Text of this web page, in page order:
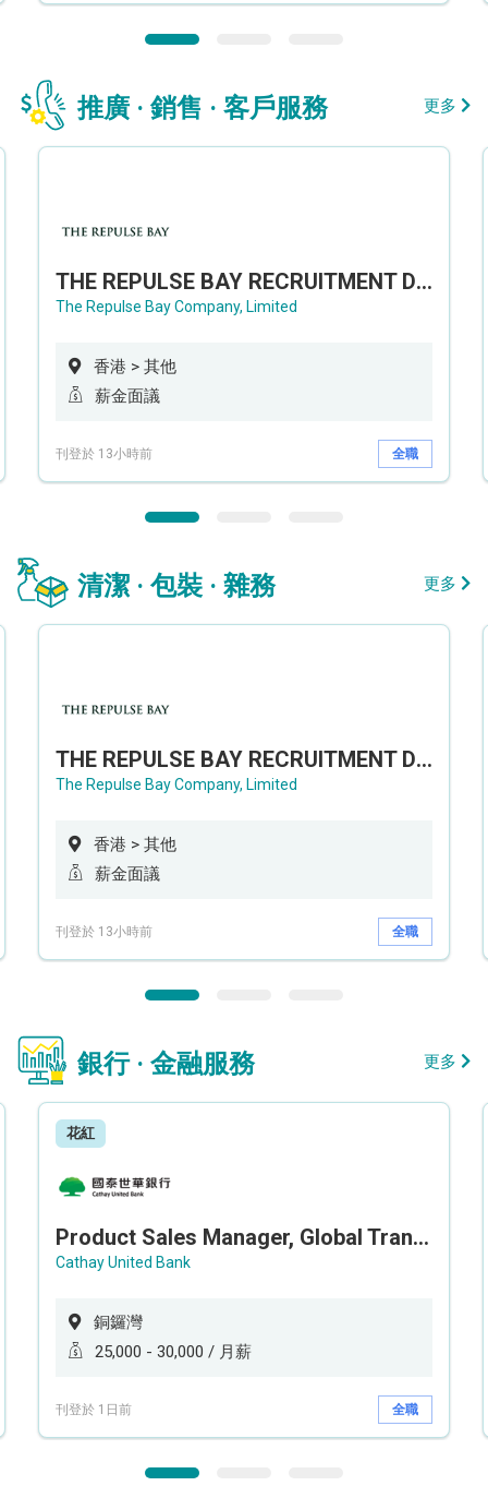
推廣 · 銷售 · 客戶服務 更多
THE REPULSE BAY RECRUITMENT DAY 淺水灣影灣園人才招聘會
The Repulse Bay Company, Limited
香港 > 其他
薪金面議
刊登於 13小時前 全職
清潔 · 包裝 · 雜務 更多
THE REPULSE BAY RECRUITMENT DAY 淺水灣影灣園人才招聘會
The Repulse Bay Company, Limited
香港 > 其他
薪金面議
刊登於 13小時前 全職
銀行 · 金融服務 更多
花紅
Product Sales Manager, Global Transaction Service (GTS)
Cathay United Bank
銅鑼灣
25,000 - 30,000 / 月薪
刊登於 1日前 全職